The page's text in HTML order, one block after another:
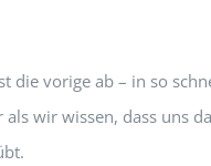
die vorige ab – in so
wir wissen, dass uns